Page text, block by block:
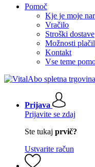
Pomoč
Kje je moje
Vračilo
Stroški dostave
Možnosti
Kontakt
Vse teme
Prijava
Prijavite se zdaj
Ste tukaj prvič?
Ustvarite račun